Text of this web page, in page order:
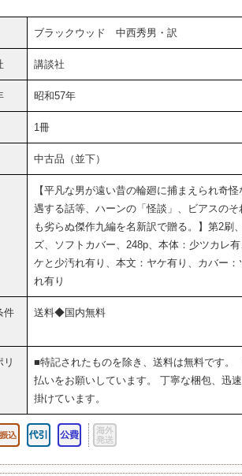
ブラックウッド 中西秀男・訳
講談社
昭和57年
1冊
中古品（並下）
【平凡な男が遠い昔の輪廻に捕まえられ奇
遇する話等、ハーンの「怪談」、ビアスのそ
も劣らぬ傑作九編を名新訳で贈る。】第2刷
ズ、ソフトカバー、248p、本体：少ツカレ
ケと少汚れ有り、本文：ヤケ有り、カバー：
れ有り
件
送料◆国内無料
リ
■特記されたものを除き、送料は無料です
払いをお願いしています。 丁寧な梱包、迅
掛けています。